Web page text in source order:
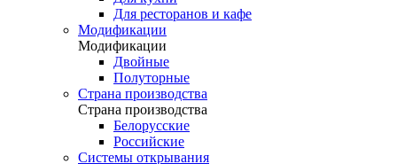
Для ресторанов и кафе
Модификации
Модификации
Двойные
Полуторные
Страна производства
Страна производства
Белорусские
Российские
Системы открывания